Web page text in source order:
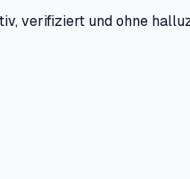
verifiziert und ohne